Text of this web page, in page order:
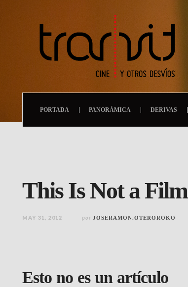
PORTADA PANORÁMICA DERIVAS
This Is Not a Film
MAY 31, 2012 por JOSERAMON.OTEROROKO
Esto no es un artículo